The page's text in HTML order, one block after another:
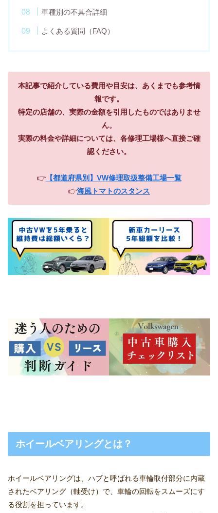
車種別の不具合詳細
よくある質問（FAQ）
本記事で紹介している費用や目安は、あくまでも参考情
報です。
特定の店舗の、実際の金額を引用したものではありませ
ん。
実際の料金や詳細については、各修理工場様へ直接ご確
認ください。
👉【都道府県別】VW修理取扱整備工場一覧
👉海風トマトのスタンス
ホイールベアリングとは？
ホイールベアリングは、ハブと呼ばれる車輪取付部分に内蔵
されたベアリング（軸受け）で、車輪の回転をスムーズにす
る役割を担っています。